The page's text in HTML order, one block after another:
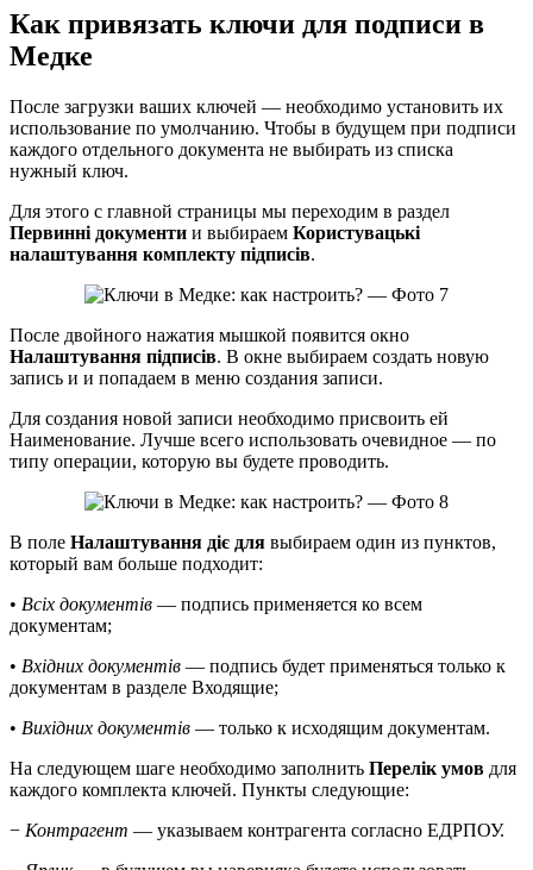
Как привязать ключи для подписи в
Медке
После загрузки ваших ключей — необходимо установить их
использование по умолчанию. Чтобы в будущем при подписи
каждого отдельного документа не выбирать из списка
нужный ключ.
Для этого с главной страницы мы переходим в раздел
Первинні документи и выбираем Користувацькі
налаштування комплекту підписів.
После двойного нажатия мышкой появится окно
Налаштування підписів. В окне выбираем создать новую
запись и и попадаем в меню создания записи.
Для создания новой записи необходимо присвоить ей
Наименование. Лучше всего использовать очевидное — по
типу операции, которую вы будете проводить.
В поле Налаштування діє для выбираем один из пунктов,
который вам больше подходит:
• Всіх документів — подпись применяется ко всем
документам;
• Вхідних документів — подпись будет применяться только к
документам в разделе Входящие;
• Вихідних документів — только к исходящим документам.
На следующем шаге необходимо заполнить Перелік умов для
каждого комплекта ключей. Пункты следующие:
− Контрагент — указываем контрагента согласно ЕДРПОУ.